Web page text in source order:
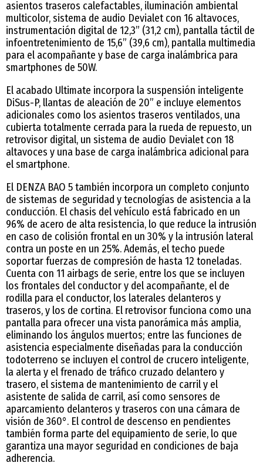
asientos traseros calefactables, iluminación ambiental
multicolor, sistema de audio Devialet con 16 altavoces,
instrumentación digital de 12,3” (31,2 cm), pantalla táctil de
infoentretenimiento de 15,6” (39,6 cm), pantalla multimedia
para el acompañante y base de carga inalámbrica para
smartphones de 50W.
El acabado Ultimate incorpora la suspensión inteligente
DiSus-P, llantas de aleación de 20” e incluye elementos
adicionales como los asientos traseros ventilados, una
cubierta totalmente cerrada para la rueda de repuesto, un
retrovisor digital, un sistema de audio Devialet con 18
altavoces y una base de carga inalámbrica adicional para
el smartphone.
El DENZA BAO 5 también incorpora un completo conjunto
de sistemas de seguridad y tecnologías de asistencia a la
conducción. El chasis del vehículo está fabricado en un
96% de acero de alta resistencia, lo que reduce la intrusión
en caso de colisión frontal en un 30% y la intrusión lateral
contra un poste en un 25%. Además, el techo puede
soportar fuerzas de compresión de hasta 12 toneladas.
Cuenta con 11 airbags de serie, entre los que se incluyen
los frontales del conductor y del acompañante, el de
rodilla para el conductor, los laterales delanteros y
traseros, y los de cortina. El retrovisor funciona como una
pantalla para ofrecer una vista panorámica más amplia,
eliminando los ángulos muertos; entre las funciones de
asistencia especialmente diseñadas para la conducción
todoterreno se incluyen el control de crucero inteligente,
la alerta y el frenado de tráfico cruzado delantero y
trasero, el sistema de mantenimiento de carril y el
asistente de salida de carril, así como sensores de
aparcamiento delanteros y traseros con una cámara de
visión de 360°. El control de descenso en pendientes
también forma parte del equipamiento de serie, lo que
garantiza una mayor seguridad en condiciones de baja
adherencia.